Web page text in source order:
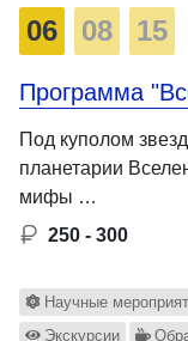
06 08 15
Программа
Под куполом
планетарии
мифы …
250 - 300
Научные
Экскурсии